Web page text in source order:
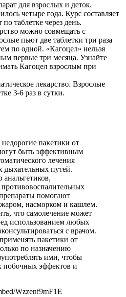
для взрослых и деток,
четыре года. Курс составляет
таблетке через день.
можно совмещать с
пьют две таблетки три раза
по одной. «Кагоцел» нельзя
первые три месяца. Узнайте
Кагоцел взрослым при
лекарство. Взрослые
3-6 раз в сутки.
пакетики от
быть эффективным
лечения
дыхательных путей.
анальгетиков,
помогают
насморком и кашлем.
что самолечение может
использованием любых
с врачом.
пакетики от
по назначению
ими, чтобы
побочных эффектов и
Wzzenf9mF1E